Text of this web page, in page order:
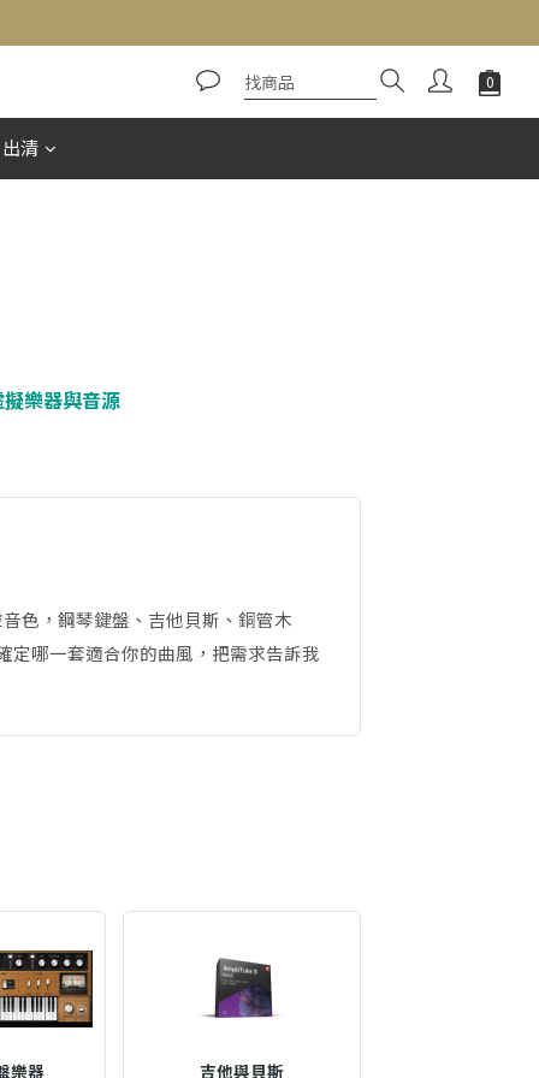
清
樂器與音源
色，鋼琴鍵盤、吉他貝斯、銅管木
定哪一套適合你的曲風，把需求告訴我
樂器 吉他與貝斯